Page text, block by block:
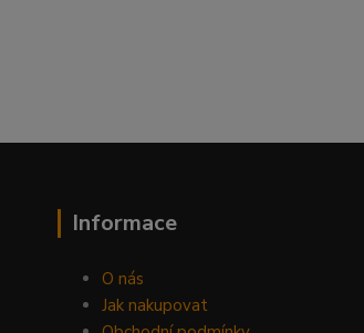
Informace
O nás
Jak nakupovat